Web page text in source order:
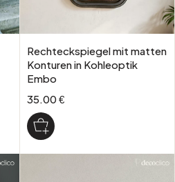
Rechteckspiegel mit matten
Konturen in Kohleoptik
Embo
35.00 €